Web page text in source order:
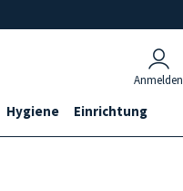
Anmelden
Hygiene Einrichtung